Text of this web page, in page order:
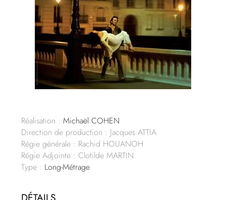
Réalisation : Michaël COHEN
Direction de production : Jacques ATTIA
Régie générale : Rachid HOUANOH
Régie Adjointe : Clotilde MARTIN
Type : Long-Métrage